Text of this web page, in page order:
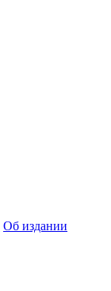
Об издании